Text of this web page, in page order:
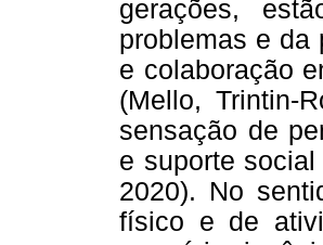
gerações,
problemas e da
e colaboração
(Mello, Trintin-
sensação de
e suporte
2020). No
físico e de